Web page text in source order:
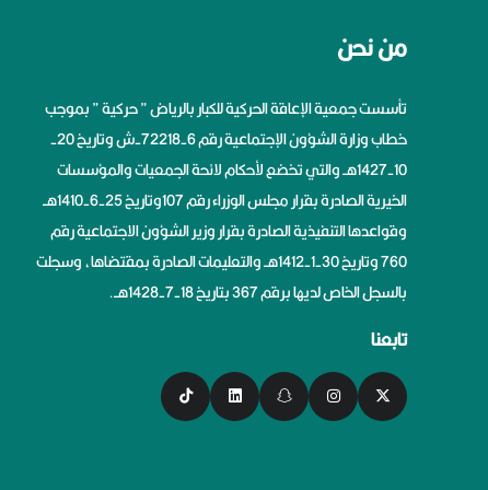
من نحن
تأسست جمعية الإعاقة الحركية للكبار بالرياض ” حركية ” بموجب
خطاب وزارة الشؤون الإجتماعية رقم 6-72218-ش وتاريخ 20-
10-1427هــ والتي تخضع لأحكام لائحة الجمعيات والمؤسسات
الخيرية الصادرة بقرار مجلس الوزراء رقم 107وتاريخ 25-6-1410هــ
وقواعدها التنفيذية الصادرة بقرار وزير الشؤون الاجتماعية رقم
760 وتاريخ 30-1-1412هــ والتعليمات الصادرة بمقتضاها، وسجلت
بالسجل الخاص لديها برقم 367 بتاريخ 18-7-1428هــ.
تابعنا